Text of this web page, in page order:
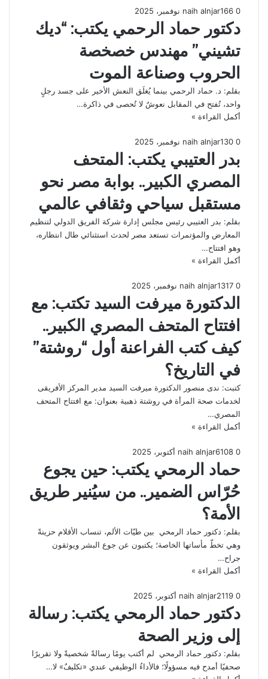
naih alnjar16 نوفمبر، 2025 0
دكتور حماد الرحمي يكتب: “ديك
تشيني” مهندس خصخصة
الحروب وصناعة الموت
بقلم: د. حماد الرحمي بينما يُغلَق النعش الأخير على جسد رجلٍ
واحد، تُفتح في المقابل نعوشٌ لا تُحصى في ذاكرة…
أكمل القراءة »
naih alnjar1 نوفمبر، 2025 0
بدر العتيبي يكتب: المتحف
المصري الكبير.. بوابة مصر نحو
مستقبل سياحي وثقافي عالمي
بقلم: بدر العتيبي رئيس مجلس إدارة شركة الفريق الدولي لتنظيم
المعارض والمؤتمرات تستعد مصر لحدث استثنائي طال انتظاره،
وهو افتتاح…
أكمل القراءة »
naih alnjar1 نوفمبر، 2025 0
الدكتورة ميرفت السيد تكتب: مع
افتتاح المتحف المصري الكبير..
كيف كتب الفراعنة أول “روشتة”
في التاريخ؟
كتبت: ندى منصور الدكتورة ميرفت السيد مدير المركز الأفريقى
لخدمات صحة المرأة في روشتة ذهبية بعنوان: مع افتتاح المتحف
المصري…
أكمل القراءة »
naih alnjar6 أكتوبر، 2025 0
حماد الرمحي يكتب: حين يجوع
حُرّاس الضمير.. من سيُنير طريق
الأمة؟
بقلم: دكتور حماد الرمحي بين طيّات الألم، تنساب الأقلام حزينةً
وهي تخطّ مأساتها الخاصة؛ يكتبون عن جوع البشر ويوثقون
جراح…
أكمل القراءة »
naih alnjar2 أكتوبر، 2025 0
دكتور حماد الرمحي يكتب: رسالة
إلى وزير الصحة
بقلم: دكتور حماد الرمحي لم أكتب يومًا رسالةً شخصيةً ولا تقريرًا
صحفيًا أمدح فيه مسؤولًا؛ فالأداءُ الوظيفي عندي «تكليفٌ» لا…